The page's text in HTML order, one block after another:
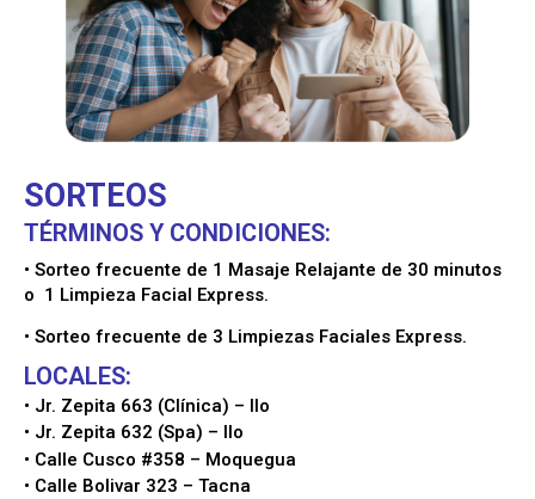
SORTEOS
TÉRMINOS Y CONDICIONES:
• Sorteo frecuente de 1 Masaje Relajante de 30 minutos
o 1 Limpieza Facial Express.
• Sorteo frecuente de 3 Limpiezas Faciales Express.
LOCALES:
• Jr. Zepita 663 (Clínica) – Ilo
• Jr. Zepita 632 (Spa) – Ilo
• Calle Cusco #358 – Moquegua
• Calle Bolivar 323 – Tacna